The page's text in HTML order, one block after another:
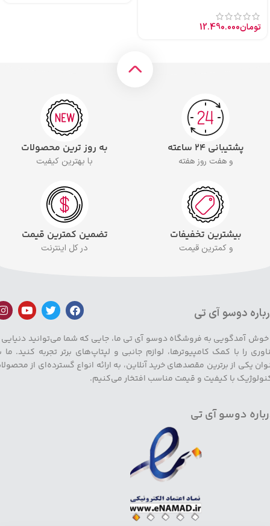
تومان12.490.000
پشتیبانی ۲۴ ساعته
و هفت روز هفته
به روز ترین محصولات
با بهترین کیفیت
بیشترین تخفیفات
و کمترین قیمت
تضمین کمترین قیمت
در کل اینترنت
دوسو آی تی
خوش آمدگویی به فروشگاه دوسو آی تی ما، جایی که شما می‌توانید دنیایی
را با کمک کامپیوترها، لوازم جانبی و لپتاپ‌های برتر تجربه کنید. ما
یکی از برترین مقصدهای خرید آنلاین، به ارائه انواع گسترده‌ای از
با کیفیت و قیمت مناسب افتخار می‌کنیم.
دوسو آی تی